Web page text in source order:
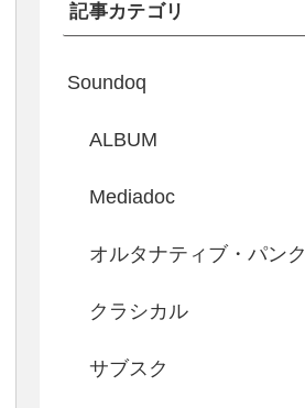
記事カテゴリ
Soundoq
ALBUM
Mediadoc
オルタナティブ・パンク
クラシカル
サブスク